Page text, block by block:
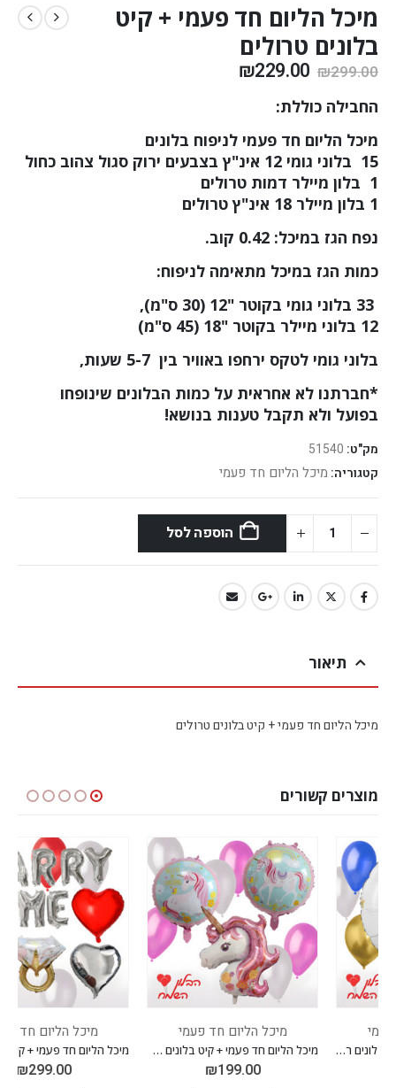
מיכל הליום חד פעמי + קיט
בלונים טרולים
₪299.00
₪229.00
החבילה כוללת:
מיכל הליום חד פעמי לניפוח בלונים
15 בלוני גומי 12 אינ"ץ בצבעים ירוק סגול צהוב כחול
1 בלון מיילר דמות טרולים
1 בלון מיילר 18 אינ"ץ טרולים
נפח הגז במיכל: 0.42 קוב
.
כמות הגז במיכל מתאימה לניפוח:
בלוני גומי בקוטר "12 (30 ס"מ),
12 בלוני מיילר בקוטר "18 (45 ס"מ)
בלוני גומי לטקס ירחפו באוויר בין 5-7 שעות
,
*חברתנו לא אחראית על כמות הבלונים שינופחו
בפועל ולא תקבל טענות בנושא!
מק"ט: 51540
קטגוריה: מיכל הליום חד פעמי
הוספה לסל
תיאור
מיכל הליום חד פעמי + קיט בלונים טרולים
מוצרים קשורים
מיכל הליום חד פעמי
מיכל הליום חד פעמי + קיט בלונים חד קרן ורוד
מיכל הליום חד פעמי
מיכל הליום חד פעמי + קיט בלונים להצעת נישואים + משאבה חשמלית